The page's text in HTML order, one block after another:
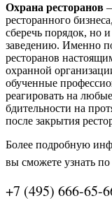
Охрана ресторанов
ресторанного
сберечь порядок, но
заведению. Именно
ресторанов
охранной
обученные
реагировать на
бдительности на
после закрытия
Более подробную
вы сможете узнать
+7 (495) 666-65-